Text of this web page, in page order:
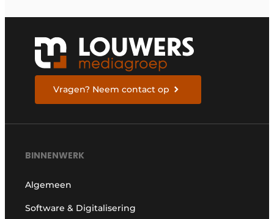
Vragen? Neem contact op
BINNENWERK
Algemeen
Software & Digitalisering